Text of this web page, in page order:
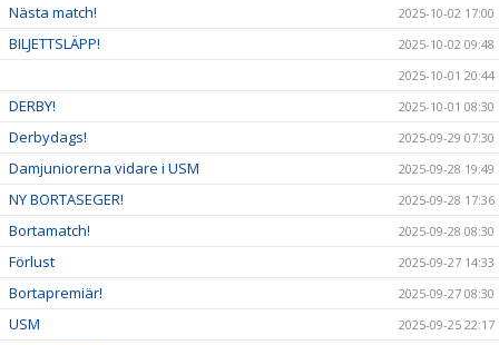
Nästa match! 2025-10-02 17:00
BILJETTSLÄPP!
2025-10-02 09:48
2025-10-01 20:44
DERBY! 2025-10-01 08:30
Derbydags! 2025-09-29 07:30
Damjuniorerna vidare i USM 2025-09-28 19:49
NY BORTASEGER! 2025-09-28 17:36
Bortamatch! 2025-09-28 08:30
Förlust 2025-09-27 14:33
Bortapremiär! 2025-09-27 08:30
USM 2025-09-25 22:17